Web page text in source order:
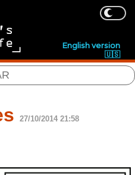
English version
🇺🇸
27/10/2014 21:58